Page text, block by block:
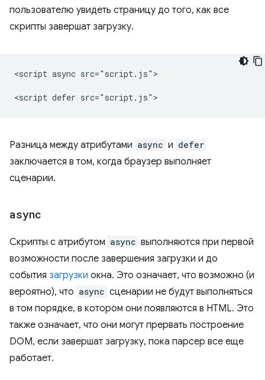
пользователю увидеть страницу до того, как все
скрипты завершат загрузку.
<script async src="script.js">
Разница между атрибутами async и defer
заключается в том, когда браузер выполняет
сценарии.
async
Скрипты с атрибутом async выполняются при первой
возможности после завершения загрузки и до
события загрузки окна. Это означает, что возможно (и
вероятно), что async сценарии не будут выполняться
в том порядке, в котором они появляются в HTML. Это
также означает, что они могут прервать построение
DOM, если завершат загрузку, пока парсер все еще
работает.